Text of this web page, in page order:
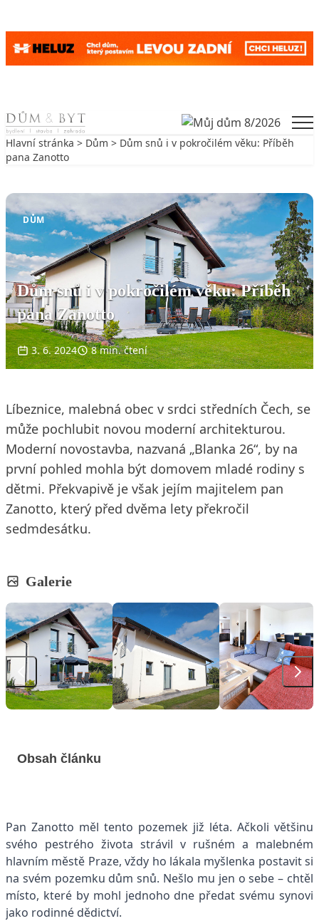
Skip to content
Hlavní stránka > Dům > Dům snů i v pokročilém věku: Příběh
pana Zanotto
DŮM
Dům snů i v pokročilém věku: Příběh
pana Zanotto
3. 6. 2024 8 min. čtení
Líbeznice, malebná obec v srdci středních Čech, se
může pochlubit novou moderní architekturou.
Moderní novostavba, nazvaná „Blanka 26“, by na
první pohled mohla být domovem mladé rodiny s
dětmi. Překvapivě je však jejím majitelem pan
Zanotto, který před dvěma lety překročil
sedmdesátku.
Galerie
Obsah článku
Pan Zanotto měl tento pozemek již léta. Ačkoli většinu
svého pestrého života strávil v rušném a malebném
hlavním městě Praze, vždy ho lákala myšlenka postavit si
na svém pozemku dům snů. Nešlo mu jen o sebe – chtěl
místo, které by mohl jednoho dne předat svému synovi
jako rodinné dědictví.